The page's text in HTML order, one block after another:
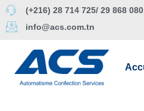
(+216) 28 714 725/ 29 868 080
info@acs.com.tn